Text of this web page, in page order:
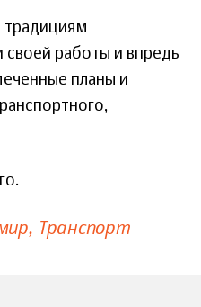
традициям
работы и впредь
планы и
Транспорт